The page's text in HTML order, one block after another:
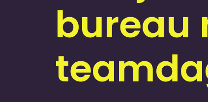
bureau